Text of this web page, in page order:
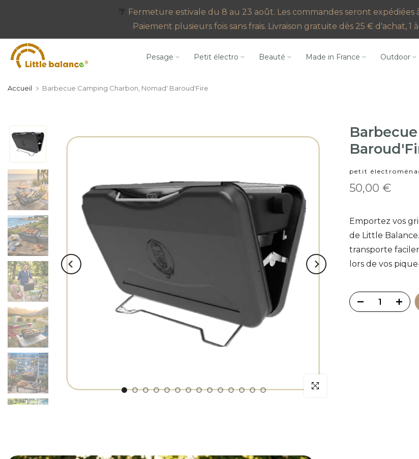
contenu
🌴 Fermeture estivale du 8 au 23 août. Les commandes seront
Paiement plusieurs fois sans frais. Livraison gratuite dès 25 € d'achat, 1
Pesage Petit électro Beauté Made in France Outdoor
Accueil Barbecue Camping Charbon, Nomad' Baroud'Fire
petit
50,00 €
Emportez vos
de Little
transporte
lors de vos